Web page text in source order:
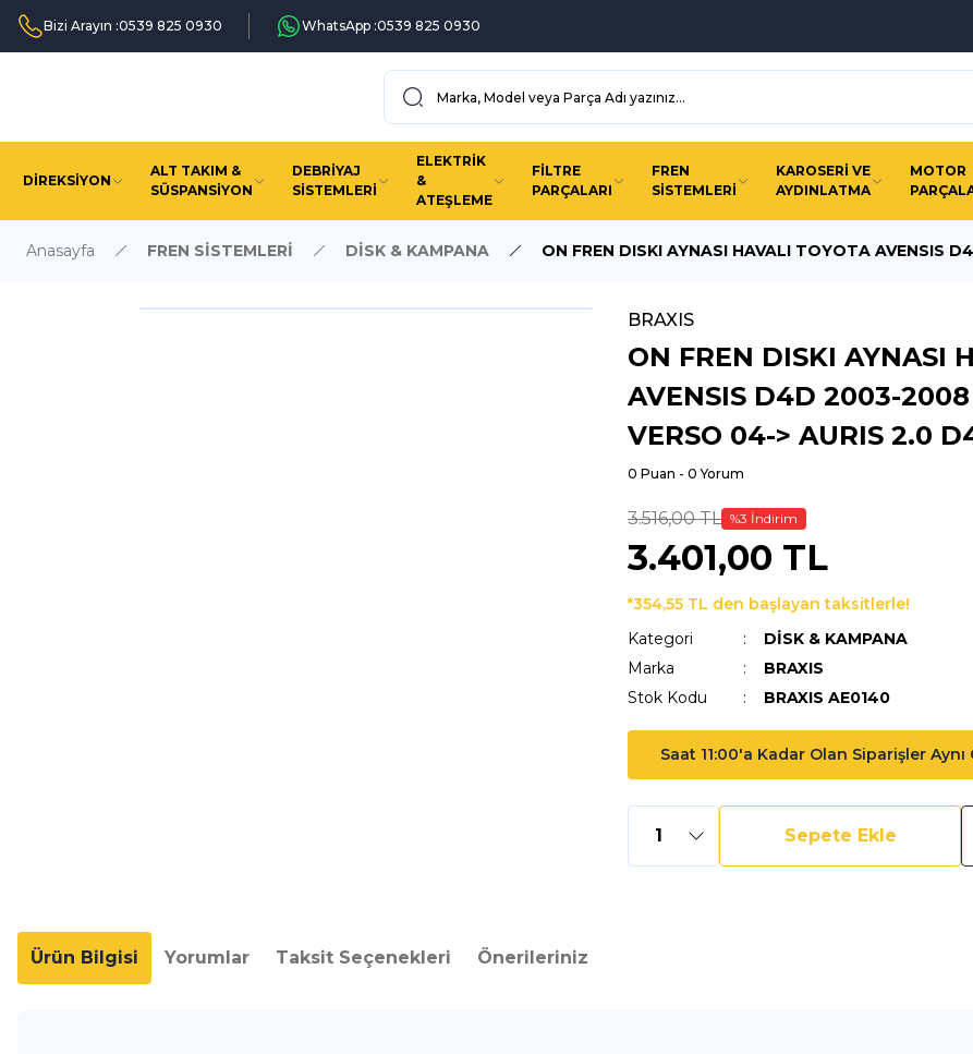
Bizi Arayın :0539 825 0930 WhatsApp :0539 825 0930
DİREKSİYON
ALT TAKIM &
SÜSPANSİYON
DEBRİYAJ
SİSTEMLERİ
ELEKTRİK
&
ATEŞLEME
FİLTRE
PARÇALARI
FREN
SİSTEMLERİ
KAROSERİ VE
AYDINLATMA
MOTOR
Anasayfa FREN SİSTEMLERİ DİSK & KAMPANA ON FREN DISKI AYNASI HAVALI TOYOTA AVENSIS
BRAXIS
ON FREN DISKI AYNASI
AVENSIS D4D 2003-
VERSO 04-> AURIS 2.0
0 Puan - 0 Yorum
3.516,00 TL %3 İndirim
3.401,00 TL
*354,55 TL den başlayan taksitlerle!
Kategori
DİSK & KAMPANA
Marka
BRAXIS
Stok Kodu
BRAXIS AE0140
Saat 11:00'a Kadar Olan Siparişler
Sepete Ekle
Ürün Bilgisi Yorumlar Taksit Seçenekleri Önerileriniz